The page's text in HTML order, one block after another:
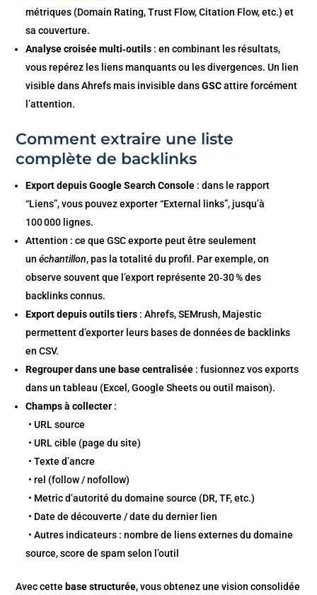
métriques (Domain Rating, Trust Flow, Citation Flow, etc.) et
sa couverture.
Analyse croisée multi‑outils : en combinant les résultats,
vous repérez les liens manquants ou les divergences. Un lien
visible dans Ahrefs mais invisible dansGSCattire forcément
l’attention.
Comment extraire une liste
complète de backlinks
Export depuis Google Search Console : dans le rapport
“Liens”, vous pouvez exporter “External links”, jusqu’à
100 000 lignes.
Attention : ce que GSC exporte peut être seulement
unéchantillon, pas la totalité du profil. Par exemple, on
observe souvent que l’export représente 20‑30 % des
backlinks connus.
Export depuis outils tiers : Ahrefs, SEMrush, Majestic
permettent d’exporter leurs bases de données de backlinks
en CSV.
Regrouper dans une base centralisée : fusionnez vos exports
dans un tableau (Excel, Google Sheets ou outil maison).
Champs à collecter :
• URL source
• URL cible (page du site)
• Texte d’ancre
• rel (follow / nofollow)
• Metric d’autorité du domaine source (DR, TF, etc.)
• Date de découverte / date du dernier lien
• Autres indicateurs : nombre de liens externes du domaine
source, score de spam selon l’outil
Avec cette base structurée, vous obtenez une vision consolidée